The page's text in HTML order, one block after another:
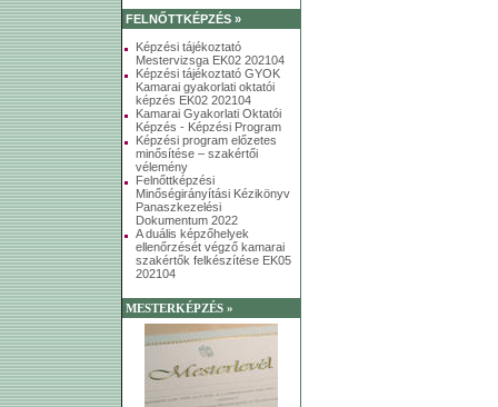
FELNŐTTKÉPZÉS »
Képzési tájékoztató
Mestervizsga EK02 202104
Képzési tájékoztató GYOK
Kamarai gyakorlati oktatói
képzés EK02 202104
Kamarai Gyakorlati Oktatói
Képzés - Képzési Program
Képzési program előzetes
minősítése – szakértői
vélemény
Felnőttképzési
Minőségirányítási Kézikönyv
Panaszkezelési
Dokumentum 2022
A duális képzőhelyek
ellenőrzését végző kamarai
szakértők felkészítése EK05
202104
MESTERKÉPZÉS »